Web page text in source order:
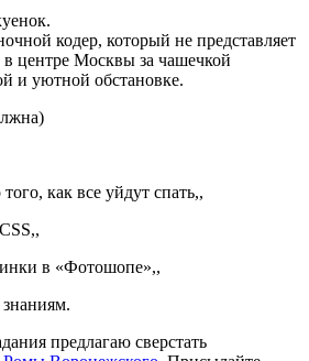
кодер, который не представляет
центре Москвы за чашечкой
и уютной обстановке.
как все уйдут спать,,
,,
в «Фотошопе»,,
предлагаю сверстать